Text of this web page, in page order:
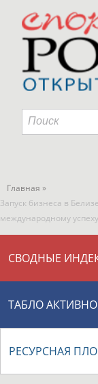
Главная »
Запуск бизнеса в
международному успеху
СВОДНЫЕ
ТАБЛО
РЕСУРСНАЯ